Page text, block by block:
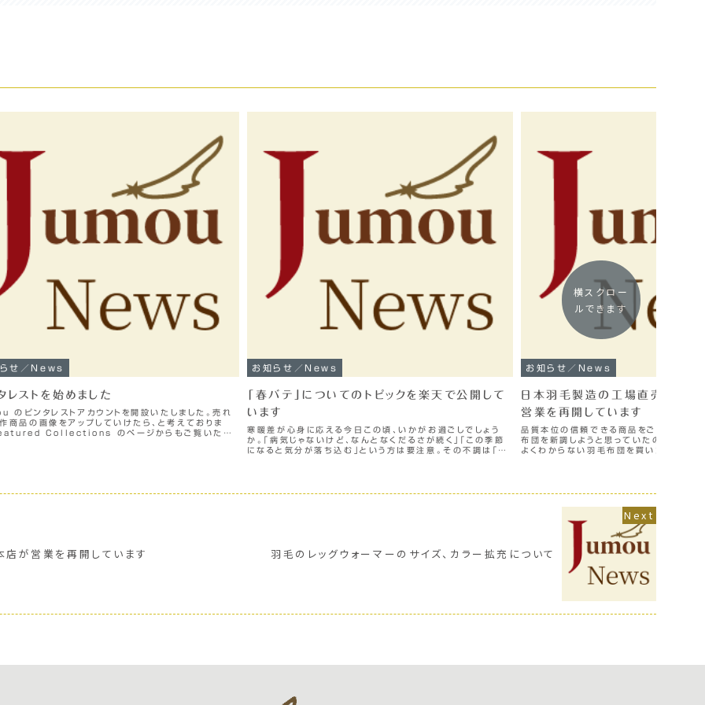
せ／News
レストを始めました
のピンタレストアカウントを開設いたしました。売れ
商品の画像をアップしていけたら、と考えておりま
Collections のページからもご覧いただ
お知らせ／News
「春バテ」についてのトピックを楽天で公開して
います
寒暖差が心身に応える今日この頃、いかがお過ごしでしょう
か。「病気じゃないけど、なんとなくだるさが続く」「この季節
になると気分が落ち込む」という方は要注意。その不調は「春
お知らせ／News
日本羽毛製造の工場直売店
営業を再開しています
品質本位の信頼できる商品をご提供します
布団を新調しようと思っていたのに」「通
よくわからない羽毛布団を買いたくない」
横スクロー
ルできます
が営業を再開しています 羽毛のレッグウォーマーのサイズ、カラー拡充について